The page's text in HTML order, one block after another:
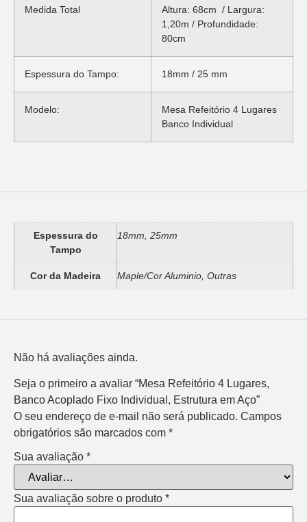
Medida Total
Altura: 68cm / Largura:
1,20m / Profundidade:
80cm
Espessura do Tampo: 18mm / 25 mm
Modelo:
Mesa Refeitório 4 Lugares
Banco Individual
Espessura do
Tampo
18mm, 25mm
Cor da Madeira Maple/Cor Aluminio, Outras
Não há avaliações ainda.
Seja o primeiro a avaliar “Mesa Refeitório 4 Lugares,
Banco Acoplado Fixo Individual, Estrutura em Aço”
O seu endereço de e-mail não será publicado. Campos
obrigatórios são marcados com *
Sua avaliação *
Sua avaliação sobre o produto *